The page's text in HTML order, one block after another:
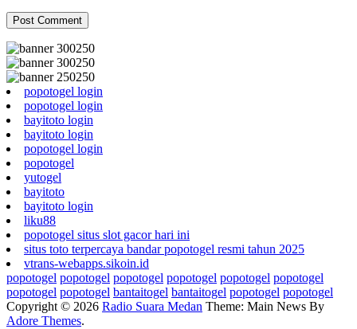
popotogel login
popotogel login
bayitoto login
bayitoto login
popotogel login
popotogel
yutogel
bayitoto
bayitoto login
liku88
popotogel situs slot gacor hari ini
situs toto terpercaya bandar popotogel resmi tahun 2025
vtrans-webapps.sikoin.id
popotogel popotogel popotogel popotogel popotogel popotogel
popotogel popotogel bantaitogel bantaitogel popotogel popotogel
Copyright © 2026 Radio Suara Medan Theme: Main News By
Adore Themes.